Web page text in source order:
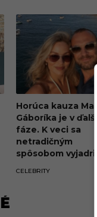
Horúca kauza
Gáboríka je v ďalšej
fáze. K veci sa
netradičným
spôsobom
CELEBRITY